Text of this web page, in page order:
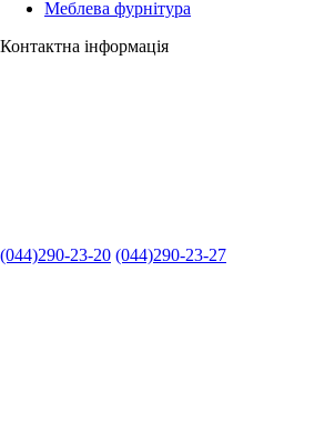
Меблева фурнітура
Контактна інформація
(044)290-23-20 (044)290-23-27